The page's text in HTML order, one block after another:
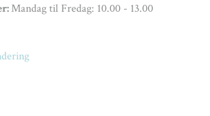
Mandag til Fredag: 10.00 - 13.00